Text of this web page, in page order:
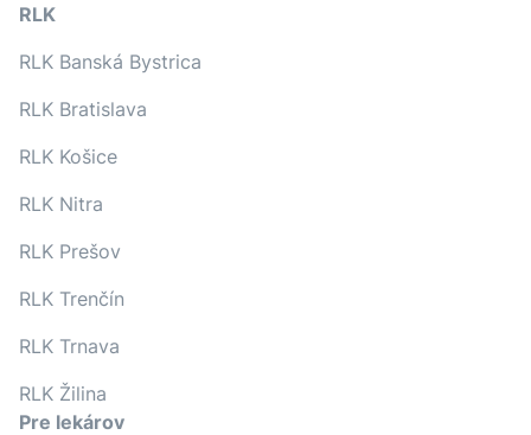
RLK
RLK Banská Bystrica
RLK Bratislava
RLK Košice
RLK Nitra
RLK Prešov
RLK Trenčín
RLK Trnava
RLK Žilina
Pre lekárov